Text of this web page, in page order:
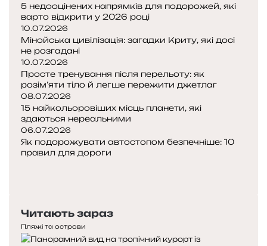
5 недооцінених напрямків для подорожей, які
варто відкрити у 2026 році
10.07.2026
Мінойська цивілізація: загадки Криту, які досі
не розгадані
10.07.2026
Просте тренування після перельоту: як
розім’яти тіло й легше пережити джетлаг
08.07.2026
15 найкольоровіших місць планети, які
здаються нереальними
06.07.2026
Як подорожувати автостопом безпечніше: 10
правил для дороги
Читають зараз
Пляжі та острови